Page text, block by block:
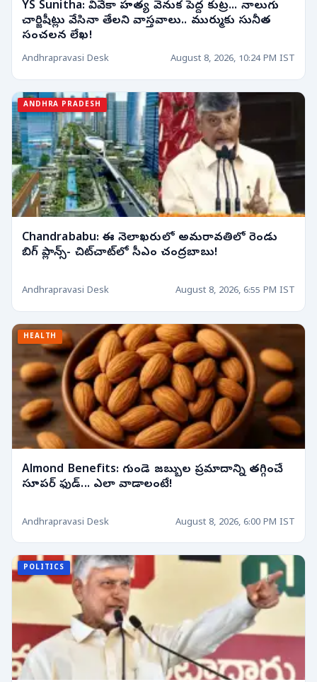
YS Sunitha: వివేకా హత్య వెనుక పెద్ద కుట్ర... నాలుగు
చార్జిషీట్లు వేసినా తేలని వాస్తవాలు.. ముర్ముకు సునీత
సంచలన లేఖ!
Andhrapravasi Desk August 8, 2026, 10:24 PM IST
ANDHRA PRADESH
Chandrababu: ఈ నెలాఖరులో అమరావతిలో రెండు
బిగ్ ప్లాన్స్- చిట్‌చాట్‌లో సీఎం చంద్రబాబు!
Andhrapravasi Desk August 8, 2026, 6:55 PM IST
HEALTH
Almond Benefits: గుండె జబ్బుల ప్రమాదాన్ని తగ్గించే
సూపర్ ఫుడ్... ఎలా వాడాలంటే!
Andhrapravasi Desk August 8, 2026, 6:00 PM IST
POLITICS